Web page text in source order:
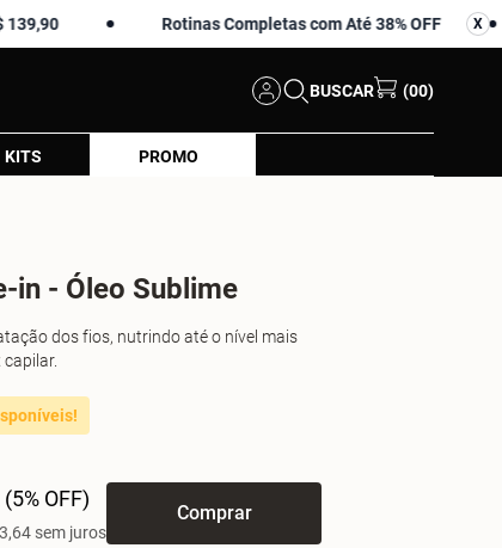
X
Rotinas Completas com Até 38% OFF
X
BUSCAR (00)
KITS PROMO
in - Óleo Sublime
dos fios, nutrindo até o nível mais
OFF)
sem juros
Comprar